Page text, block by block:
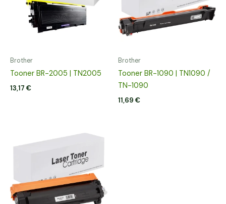
Brother
Tooner BR-2005 | TN2005
13,17 €
Brother
Tooner BR-1090 | TN1090 /
TN-1090
11,69 €